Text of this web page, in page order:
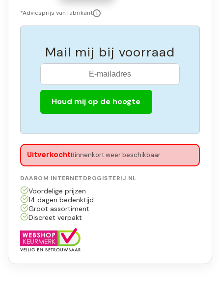
*Adviesprijs van fabrikant i
Mail mij bij voorraad
Houd mij op de hoogte
UitverkochtBinnenkort weer beschikbaar
DAAROM INTERNETDROGISTERIJ.NL
Voordelige prijzen
14 dagen bedenktijd
Groot assortiment
Discreet verpakt